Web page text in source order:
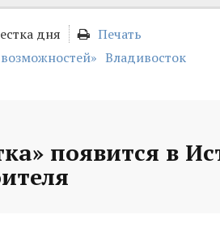
дня
Печать
Владивосток
появится в